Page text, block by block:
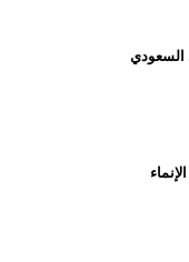
السعودي